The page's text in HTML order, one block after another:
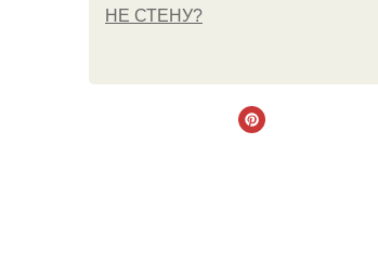
НЕ СТЕНУ?